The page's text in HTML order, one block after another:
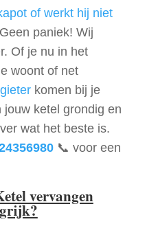
of werkt hij niet
paniek! Wij
Of je nu in het
woont of net
komen bij je
ketel grondig en
wat het beste is.
📞 voor een
vervangen